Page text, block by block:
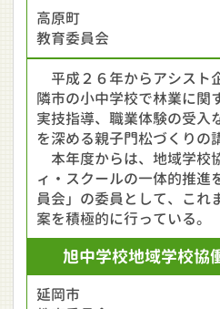
高原町
教育委員会
平成２６年からアシスト
隣市の小中学校で林業に関
実技指導、職業体験の受入
を深める親子門松づくりの
本年度からは、地域学校
ィ・スクールの一体的推進
員会」の委員として、これ
案を積極的に行っている。
旭中学校地域学校協
延岡市